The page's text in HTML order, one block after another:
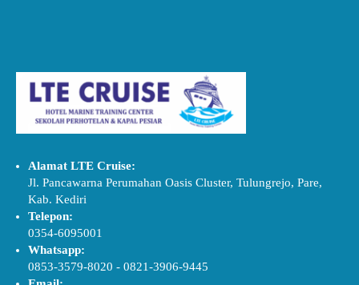
Alamat LTE Cruise:
Jl. Pancawarna Perumahan Oasis Cluster, Tulungrejo, Pare,
Kab. Kediri
Telepon:
0354-6095001
Whatsapp:
0853-3579-8020 - 0821-3906-9445